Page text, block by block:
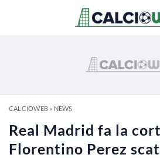
CALCIOWEB» NEWS
Real Madrid fa la
Florentino Perez